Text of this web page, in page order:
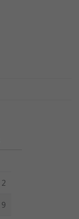
Jueves
2
9